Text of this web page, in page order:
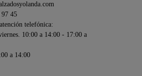
45
telefónica:
10:00 a 14:00 - 17:00 a
a 14:00